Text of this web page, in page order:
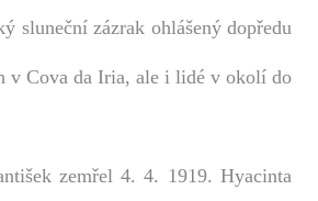
sluneční zázrak ohlášený dopředu
v Cova da Iria, ale i lidé v okolí do
zemřel 4. 4. 1919. Hyacinta